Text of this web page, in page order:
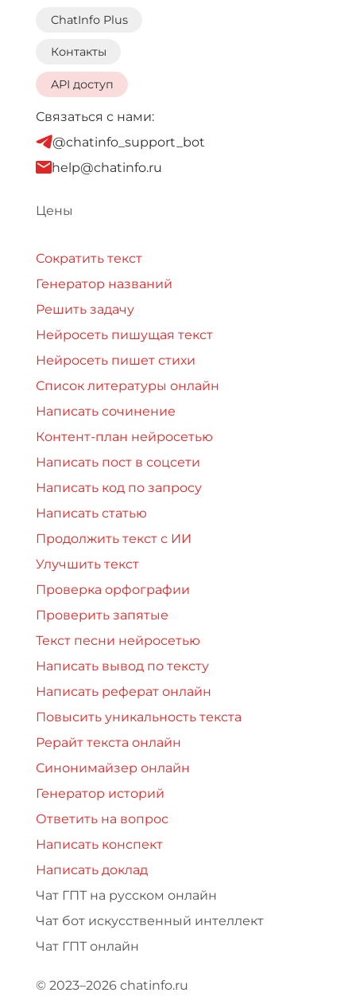
ChatInfo Plus
Контакты
API доступ
Связаться с нами:
@chatinfo_support_bot
help@chatinfo.ru
Цены
Сократить текст
Генератор названий
Решить задачу
Нейросеть пишущая текст
Нейросеть пишет стихи
Список литературы онлайн
Написать сочинение
Контент-план нейросетью
Написать пост в соцсети
Написать код по запросу
Написать статью
Продолжить текст с ИИ
Улучшить текст
Проверка орфографии
Проверить запятые
Текст песни нейросетью
Написать вывод по тексту
Написать реферат онлайн
Повысить уникальность текста
Рерайт текста онлайн
Синонимайзер онлайн
Генератор историй
Ответить на вопрос
Написать конспект
Написать доклад
Чат ГПТ на русском онлайн
Чат бот искусственный интеллект
Чат ГПТ онлайн
© 2023–2026 chatinfo.ru